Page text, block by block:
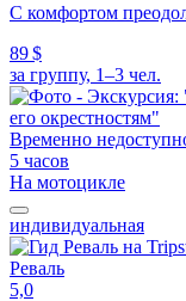
С комфортом
89 $
за группу, 1–3 чел.
Временно
5 часов
На мотоцикле
индивидуальная
Реваль
5,0